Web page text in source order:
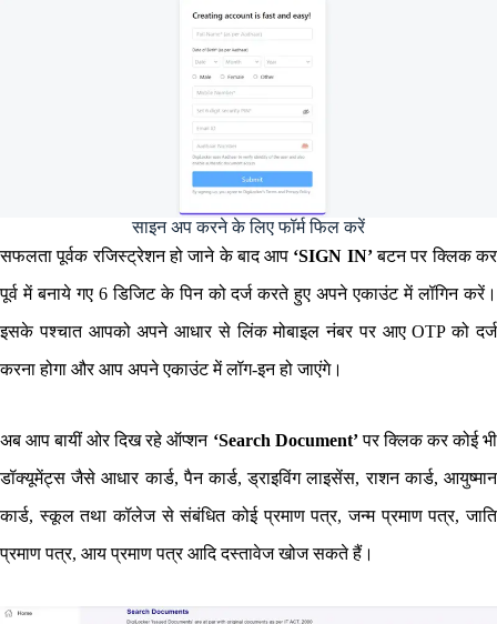
साइन अप करने के लिए फॉर्म फिल करें
सफलता पूर्वक रजिस्ट्रेशन हो जाने के बाद आप ‘SIGN IN’बटन पर क्लिक कर
पूर्व में बनाये गए 6 डिजिट के पिन को दर्ज करते हुए अपने एकाउंट में लॉगिन करें।
इसके पश्चात आपको अपने आधार से लिंक मोबाइल नंबर पर आए OTP को दर्ज
करना होगा और आप अपने एकाउंट में लॉग-इन हो जाएंगे।
अब आप बायीं ओर दिख रहे ऑप्शन ‘Search Document’पर क्लिक कर कोई भी
डॉक्यूमेंट्स जैसे आधार कार्ड, पैन कार्ड, ड्राइविंग लाइसेंस, राशन कार्ड, आयुष्मान
कार्ड, स्कूल तथा कॉलेज से संबंधित कोई प्रमाण पत्र, जन्म प्रमाण पत्र, जाति
प्रमाण पत्र, आय प्रमाण पत्र आदि दस्तावेज खोज सकते हैं।